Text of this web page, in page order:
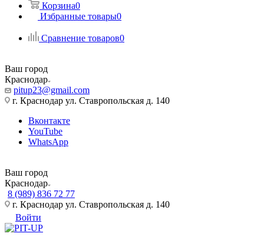
Корзина0
Избранные товары0
Сравнение товаров0
Ваш город
Краснодар
pitup23@gmail.com
г. Краснодар ул. Ставропольская д. 140
Вконтакте
YouTube
WhatsApp
Ваш город
Краснодар
8 (989) 836 72 77
г. Краснодар ул. Ставропольская д. 140
Войти